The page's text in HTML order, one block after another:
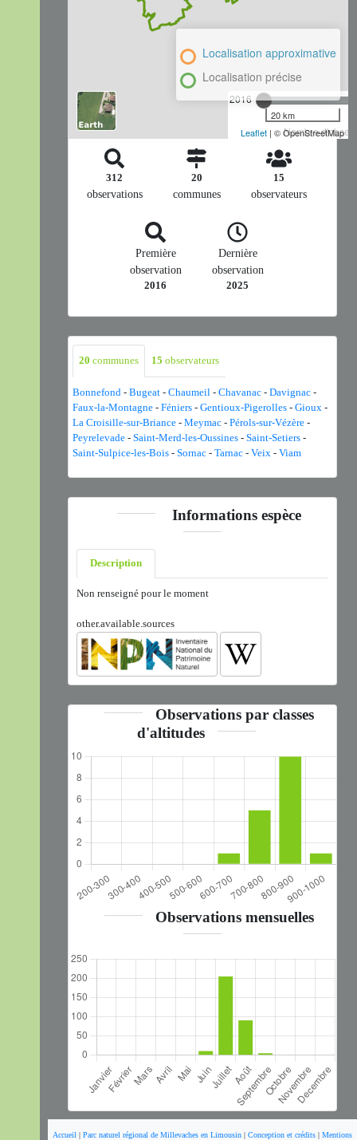
2016
Nombre
Localisation approximative
Localisation précise
20 km
Leaflet | © OpenStreetMap
312
observations
20
communes
15
observateurs
Première
observation
2016
Dernière
observation
2025
20 communes 15 observateurs
Bonnefond - Bugeat - Chaumeil - Chavanac - Davignac -
Faux-la-Montagne - Féniers - Gentioux-Pigerolles - Gioux -
La Croisille-sur-Briance - Meymac - Pérols-sur-Vézère -
Peyrelevade - Saint-Merd-les-Oussines - Saint-Setiers -
Saint-Sulpice-les-Bois - Sornac - Tarnac - Veix - Viam
Informations espèce
Description
Non renseigné pour le moment
other.available.sources
Observations par classes
d'altitudes
Observations mensuelles
Accueil | Parc naturel régional de Millevaches en Limousin | Conception et crédits | Mentions